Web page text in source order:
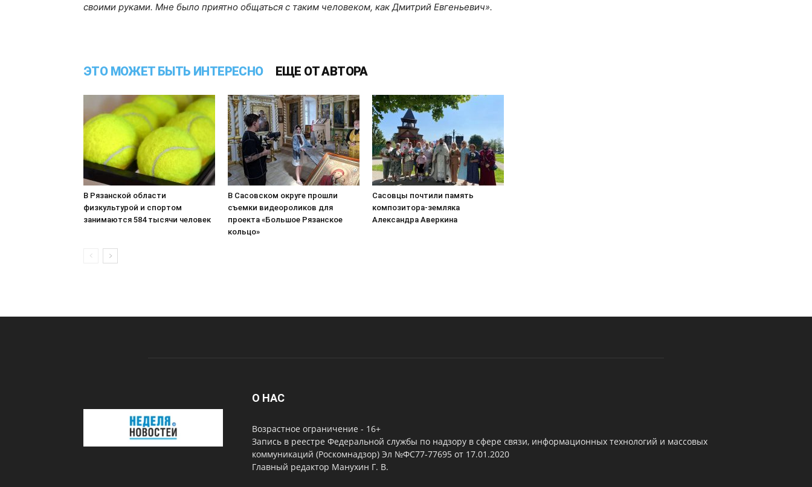
своими руками. Мне было приятно общаться с таким человеком, как Дмитрий Евгеньевич».
ЭТО МОЖЕТ БЫТЬ ИНТЕРЕСНО ЕЩЕ ОТ АВТОРА
В Рязанской области
физкультурой и спортом
занимаются 584 тысячи человек
В Сасовском округе прошли
съемки видеороликов для
проекта «Большое Рязанское
кольцо»
Сасовцы почтили память
композитора-земляка
Александра Аверкина
О НАС
Возрастное ограничение - 16+
Запись в реестре Федеральной службы по надзору в сфере связи, информационных технологий и массовых
коммуникаций (Роскомнадзор) Эл №ФС77-77695 от 17.01.2020
Главный редактор Манухин Г. В.